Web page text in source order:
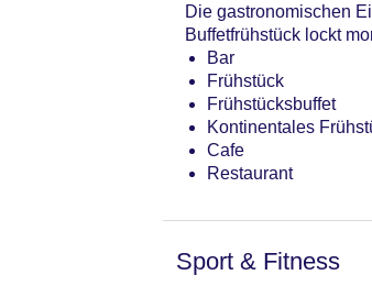
Zimmerservice
Gesamtanzahl der
Gesamtanzahl der
Zahlungsarten:
Landeskategorie: 3
Die gastronomischen
Buffetfrühstück lockt
Bar
Frühstück
Frühstücksbuffet
Kontinentales
Cafe
Restaurant
Sport & Fitness